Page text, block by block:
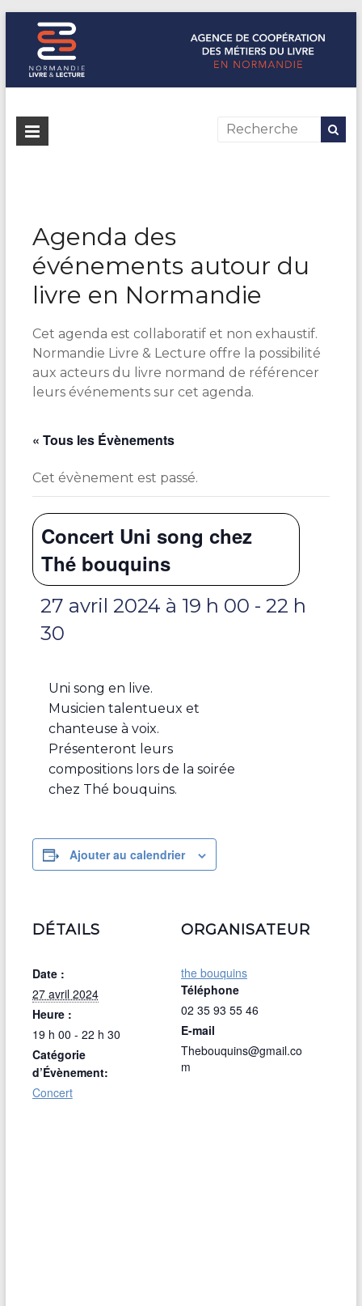
Normandie Livre & Lecture
L'agence de coopération des métiers du livre en Normandie
Agenda des
événements autour du
livre en Normandie
Cet agenda est collaboratif et non exhaustif.
Normandie Livre & Lecture offre la possibilité
aux acteurs du livre normand de référencer
leurs événements sur cet agenda.
« Tous les Évènements
Cet évènement est passé.
Concert Uni song chez
Thé bouquins
27 avril 2024 à 19 h 00 - 22 h
30
Uni song en live.
Musicien talentueux et
chanteuse à voix.
Présenteront leurs
compositions lors de la soirée
chez Thé bouquins.
Ajouter au calendrier
DÉTAILS
Date :
27 avril 2024
Heure :
19 h 00 - 22 h 30
Catégorie
d’Évènement:
Concert
ORGANISATEUR
the bouquins
Téléphone
02 35 93 55 46
E-mail
Thebouquins@gmail.co
m